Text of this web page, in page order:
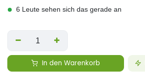
6 Leute sehen sich das gerade an
In den Warenkorb